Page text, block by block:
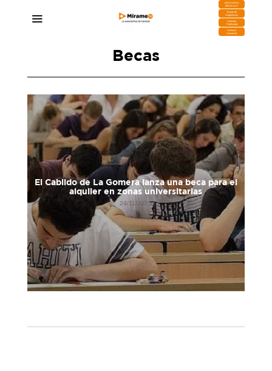
DESCARGA
MIRAPLAY
Buzón de
Sugerencias
Contratar
Publicidad
Contacto
Comercial
Becas
El Cabildo de La Gomera lanza una beca para el
alquiler en zonas universitarias
24/11/2025